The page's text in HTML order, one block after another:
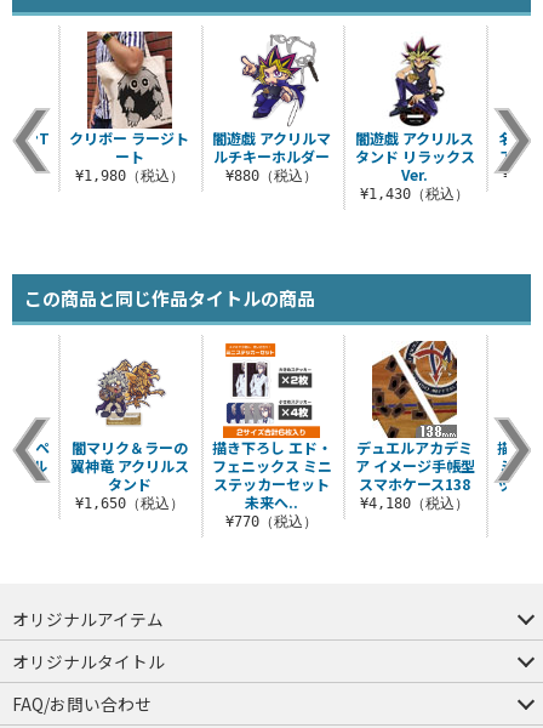
闇遊戯 アクリルマ
ルチキーホルダー
¥880（税込）
闇遊戯 アクリルス
タンド リラックス
Ver.
¥1,430（税込）
名も
アク
ーンT
込）
クリボー ラージト
ート
¥1,980（税込）
この商品と同じ作品タイトルの商品
描き下ろし エド・
フェニックス ミニ
ステッカーセット
未来へ..
¥770（税込）
デュエルアカデミ
ア イメージ手帳型
スマホケース138
¥4,180（税込）
描き
ミニ
ット
タペ
エル
闇マリク＆ラーの
翼神竜 アクリルス
タンド
¥1,650（税込）
オリジナルアイテム
つままれ
つかまれ
ピョコッテ
オリジナルタイトル
アイテムヤ
ミスカトニック大學購買部
FAQ/お問い合わせ